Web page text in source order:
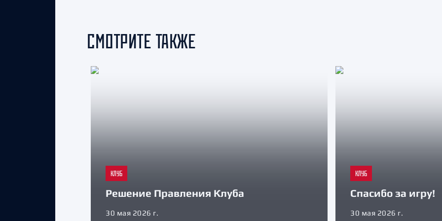
СМОТРИТЕ ТАКЖЕ
КЛУБ
Решение Правления Клуба
30 мая 2026 г.
КЛУБ
Спасибо за игру!
30 мая 2026 г.